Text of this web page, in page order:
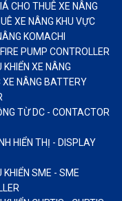
CHO THUÊ XE NÂNG
XE NÂNG KHU VỰC
KOMACHI
PUMP CONTROLLER
XE NÂNG
NÂNG BATTERY
TỪ DC - CONTACTOR
HIỂN THỊ - DISPLAY
SME - SME